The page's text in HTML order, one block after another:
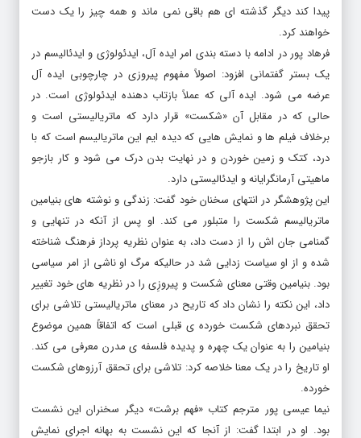
پیدا کند دیگر گذشته ای هم باقی نمی ماند و همه چیز را یک دست
خواهند کرد.
فرهاد پور در ادامه با دسته بندی امر ایده آل، ایدئولوژی و ایدئالیسم در
یک بستر گفتمانی افزود: اصولاً مفهوم پیروزی در چارچوبی ایده آل
عرضه می شود. ایده آلی که عملاً بازتاب دهنده ایدئولوژی است. در
حالی که در مقابل آن «شکست» قرار دارد که ماتریالیستی است و
برخلاف فیلم ها و نمایش هایی که دیده ایم این ماتریالیسم است که با
درد، کتک و زمین خوردن و در نهایت بدن درک می شود و کار بازجو
ماهیتی آرمانگرایانه و ایدئالیستی دارد.
این پژوهشگر در انتهای سخنان خود گفت: زندگی و نوشته های بنیامین
ماتریالیسم شکست را متبلور می کند. او پس از آنکه در تنهایی و
گمنامی جان اش را از دست داد، به عنوان نظریه پرداز فرهنگ شناخته
شده و از او سیاست زدایی شد در حالیکه مرگ او ناشی از امر سیاسی
بود. بنیامین وقتی معنای شکست و پیروزِی را در نظریه های خود تغییر
داد، این نکته را نشان داد که تاریح در معنای ماتریالیستی تلاشی برای
تحقق نبردهای شکست خورده ی قبلی است که اتفاقاً همین موضوع
بنیامین را به عنوان یک چهره و پدیده فلسفه ی مدرن معرفی می کند.
او تاریخ را در یک معنا خلاصه کرد: تلاشی برای تحقق آرزوهای شکست
خورده.
نیما عیسی پور مترجم کتاب «فهم برشت» دیگر سخنران این نشست
بود. او در ابتدا گفت: از آنجا که این نشست به بهانه اجرای نمایش